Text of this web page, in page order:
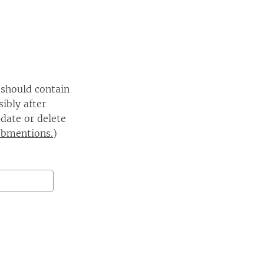
contain
after
or delete
)